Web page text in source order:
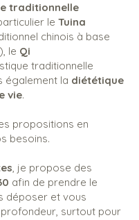
traditionnelle
le Tuina
chinois à base
le Qi
traditionnelle
également la diététique
vie.
propositions en
besoins.
, je propose des
afin de prendre le
déposer et vous
surtout pour